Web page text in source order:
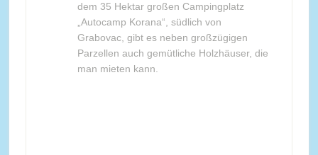
dem 35 Hektar großen Campingplatz
„Autocamp Korana“, südlich von
Grabovac, gibt es neben großzügigen
Parzellen auch gemütliche Holzhäuser, die
man mieten kann.